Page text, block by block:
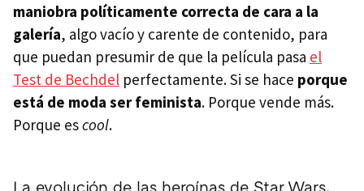
maniobra políticamente correcta de cara a la
galería, algo vacío y carente de contenido, para
que puedan presumir de que la película pasa el
Test de Bechdel perfectamente. Si se hace porque
está de moda ser feminista. Porque vende más.
Porque escool.
La evolución de las heroínas de Star Wars,